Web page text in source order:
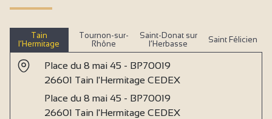
Tain
l’Hermitage
Tournon-sur-
Rhône
Saint-Donat sur
l’Herbasse
Saint Félicien
Place du 8 mai 45 - BP70019
26601 Tain l'Hermitage CEDEX
Place du 8 mai 45 - BP70019
26601 Tain l'Hermitage CEDEX